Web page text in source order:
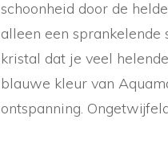
schoonheid door de
alleen een sprankelende
kristal dat je veel
blauwe kleur van
ontspanning.